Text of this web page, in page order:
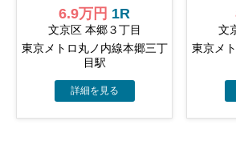
6.9万円 1R
文京区 本郷３丁目
東京メトロ丸ノ内線本郷三丁
目駅
文
東京メ